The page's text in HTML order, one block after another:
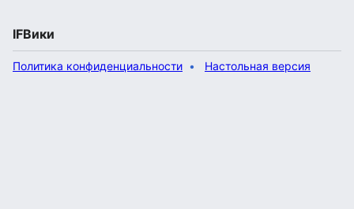
IFВики
Политика конфиденциальности Настольная версия